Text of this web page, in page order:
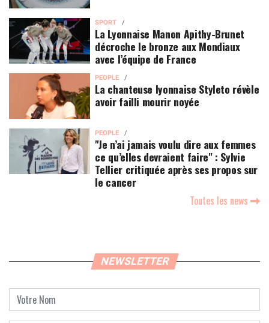
SPORT
La Lyonnaise Manon Apithy-Brunet
décroche le bronze aux Mondiaux
avec l’équipe de France
PEOPLE
La chanteuse lyonnaise Styleto révèle
avoir failli mourir noyée
PEOPLE
"Je n’ai jamais voulu dire aux femmes
ce qu’elles devraient faire" : Sylvie
Tellier critiquée après ses propos sur
le cancer
Toutes les news
NEWSLETTER